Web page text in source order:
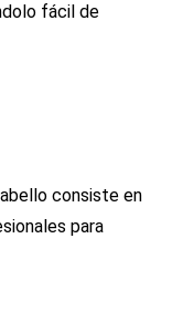
fácil de
ello consiste en
ional es para